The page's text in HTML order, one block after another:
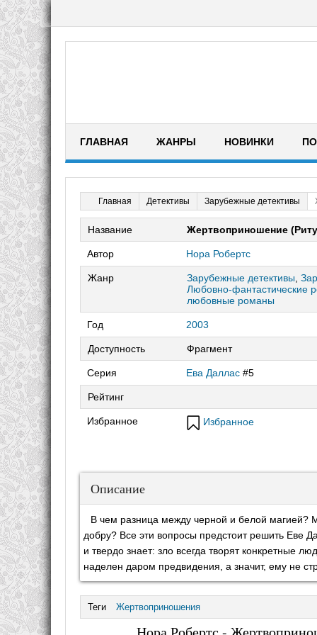
ГЛАВНАЯ ЖАНРЫ НОВИНКИ
Главная Детективы Зарубежные детективы
Название Жертвоприношение
Автор Нора Робертс
Жанр Зарубежные детективы
Любовно-фантастические
любовные романы
Год 2003
Доступность Фрагмент
Серия Ева Даллас #5
Рейтинг
Избранное Избранное
Описание
В чем разница между черной и белой магией?
добру? Все эти вопросы предстоит решить Еве
и твердо знает: зло всегда творят конкретные
наделен даром предвидения, а значит, ему не
Теги Жертвоприношения